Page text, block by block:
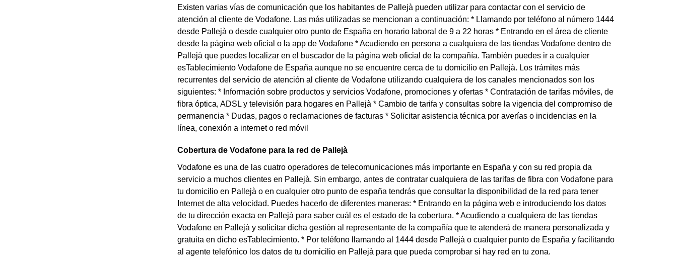
Existen varias vías de comunicación que los habitantes de Pallejà pueden utilizar para contactar con el servicio de
atención al cliente de Vodafone. Las más utilizadas se mencionan a continuación: * Llamando por teléfono al número 1444
desde Pallejà o desde cualquier otro punto de España en horario laboral de 9 a 22 horas * Entrando en el área de cliente
desde la página web oficial o la app de Vodafone * Acudiendo en persona a cualquiera de las tiendas Vodafone dentro de
Pallejà que puedes localizar en el buscador de la página web oficial de la compañía. También puedes ir a cualquier
esTablecimiento Vodafone de España aunque no se encuentre cerca de tu domicilio en Pallejà. Los trámites más
recurrentes del servicio de atención al cliente de Vodafone utilizando cualquiera de los canales mencionados son los
siguientes: * Información sobre productos y servicios Vodafone, promociones y ofertas * Contratación de tarifas móviles, de
fibra óptica, ADSL y televisión para hogares en Pallejà * Cambio de tarifa y consultas sobre la vigencia del compromiso de
permanencia * Dudas, pagos o reclamaciones de facturas * Solicitar asistencia técnica por averías o incidencias en la
línea, conexión a internet o red móvil
Cobertura de Vodafone para la red de Pallejà
Vodafone es una de las cuatro operadores de telecomunicaciones más importante en España y con su red propia da
servicio a muchos clientes en Pallejà. Sin embargo, antes de contratar cualquiera de las tarifas de fibra con Vodafone para
tu domicilio en Pallejà o en cualquier otro punto de españa tendrás que consultar la disponibilidad de la red para tener
Internet de alta velocidad. Puedes hacerlo de diferentes maneras: * Entrando en la página web e introduciendo los datos
de tu dirección exacta en Pallejà para saber cuál es el estado de la cobertura. * Acudiendo a cualquiera de las tiendas
Vodafone en Pallejà y solicitar dicha gestión al representante de la compañía que te atenderá de manera personalizada y
gratuita en dicho esTablecimiento. * Por teléfono llamando al 1444 desde Pallejà o cualquier punto de España y facilitando
al agente telefónico los datos de tu domicilio en Pallejà para que pueda comprobar si hay red en tu zona.